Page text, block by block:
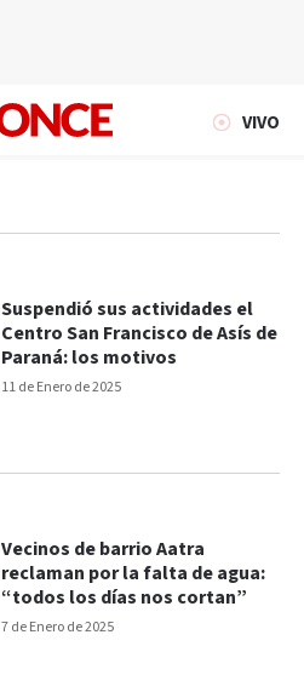
VIVO
11 de Enero de 2025
Suspendió sus actividades el
Centro San Francisco de Asís de
Paraná: los motivos
7 de Enero de 2025
Vecinos de barrio Aatra
reclaman por la falta de agua:
“todos los días nos cortan”